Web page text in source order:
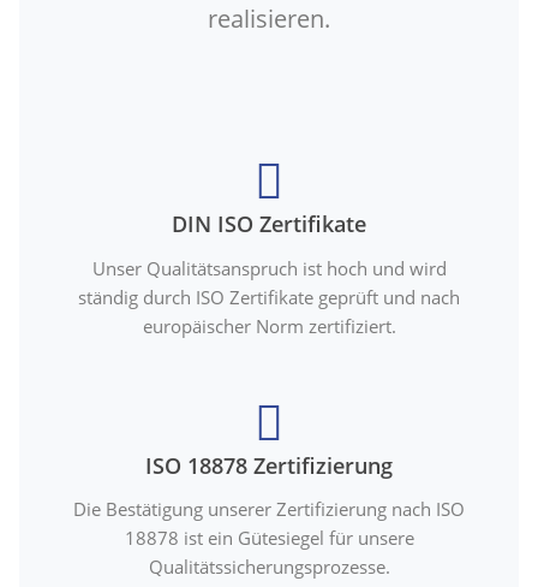
realisieren.
DIN ISO Zertifikate
Unser Qualitätsanspruch ist hoch und wird
ständig durch ISO Zertifikate geprüft und nach
europäischer Norm zertifiziert.
ISO 18878 Zertifizierung
Die Bestätigung unserer Zertifizierung nach ISO
18878 ist ein Gütesiegel für unsere
Qualitätssicherungsprozesse.